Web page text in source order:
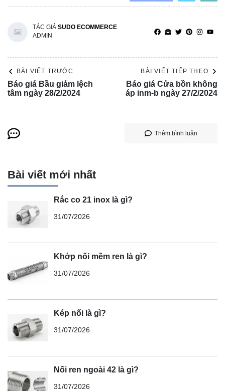
TÁC GIẢ SUDO ECOMMERCE
ADMIN
BÀI VIẾT TRƯỚC
Báo giá Bầu giảm lệch
tâm ngày 28/2/2024
BÀI VIẾT TIẾP THEO
Báo giá Cửa bồn không
áp inm-b ngày 27/2/2024
Thêm bình luận
Bài viết mới nhất
Rắc co 21 inox là gì?
31/07/2026
Khớp nối mềm ren là gì?
31/07/2026
Kép nối là gì?
31/07/2026
Nối ren ngoài 42 là gì?
31/07/2026